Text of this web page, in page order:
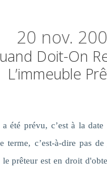
20 nov.
Doit-On
L’immeuble
été prévu, c’est à la
terme, c’est-à-dire pas
prêteur est en droit